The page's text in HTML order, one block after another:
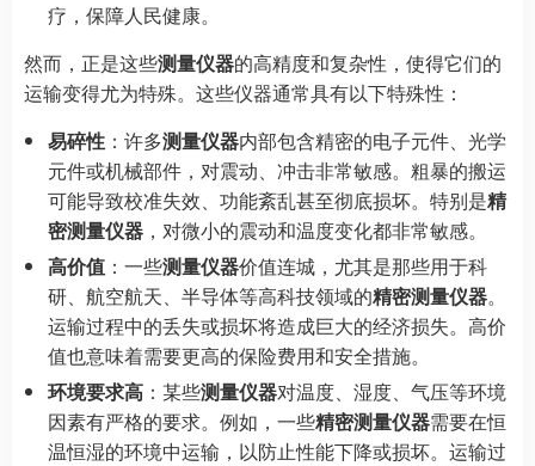
疗，保障人民健康。
然而，正是这些测量仪器的高精度和复杂性，使得它们的
运输变得尤为特殊。这些仪器通常具有以下特殊性：
易碎性 ：许多测量仪器内部包含精密的电子元件、光学
元件或机械部件，对震动、冲击非常敏感。粗暴的搬运
可能导致校准失效、功能紊乱甚至彻底损坏。特别是精
密测量仪器 ，对微小的震动和温度变化都非常敏感。
高价值 ：一些测量仪器价值连城，尤其是那些用于科
研、航空航天、半导体等高科技领域的精密测量仪器。
运输过程中的丢失或损坏将造成巨大的经济损失。高价
值也意味着需要更高的保险费用和安全措施。
环境要求高 ：某些测量仪器对温度、湿度、气压等环境
因素有严格的要求。例如，一些精密测量仪器需要在恒
温恒湿的环境中运输，以防止性能下降或损坏。运输过